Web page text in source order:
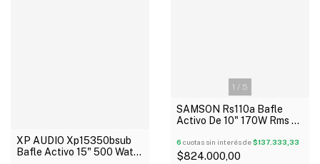
XP AUDIO Xp15350bsub
Bafle Activo 15" 500 Watts
1 / 5
SAMSON Rs110a Bafle
Activo De 10" 170W Rms +
Bluetooth
6 cuotas sin interés de$137.333,33
$824.000,00